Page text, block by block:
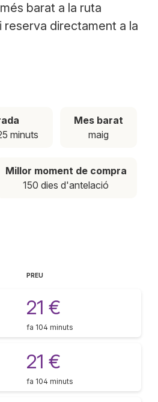
barat a la ruta
reserva directament a la
minuts
Mes barat
maig
Millor moment de compra
150 dies d'antelació
PREU
21 €
fa 104 minuts
21 €
fa 104 minuts